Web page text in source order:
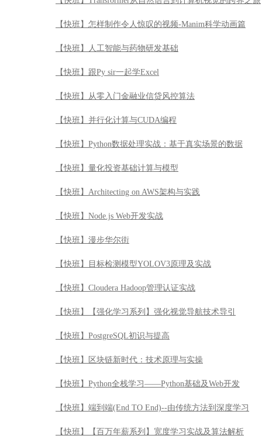
【快班】怎样制作令人惊叹的视频-Manim科学动画篇
【快班】人工智能与药物研发基础
【快班】跟Py sir一起学Excel
【快班】从零入门金融业信贷风控算法
【快班】并行化计算与CUDA编程
【快班】Python数据处理实战：基于真实场景的数据
【快班】量化投资基础计算与模型
【快班】Architecting on AWS架构与实践
【快班】Node.js Web开发实战
【快班】漫步华尔街
【快班】目标检测模型YOLOV3原理及实战
【快班】Cloudera Hadoop管理认证实战
【快班】【强化学习系列】强化视觉导航技术导引
【快班】PostgreSQL初识与提高
【快班】区块链新时代：技术原理与实操
【快班】Python全栈学习——Python基础及Web开发
【快班】端到端(End TO End)--由传统方法到深度学习
【快班】【百万年薪系列】宽度学习实战及算法解析